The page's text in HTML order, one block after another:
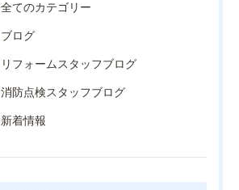
全てのカテゴリー
ブログ
リフォームスタッフブログ
消防点検スタッフブログ
新着情報